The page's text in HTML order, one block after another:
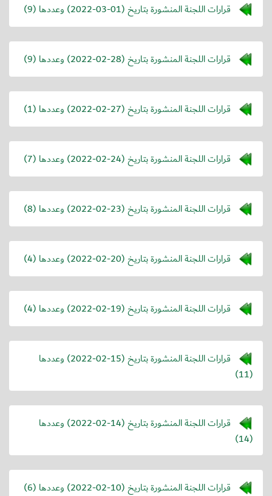
قرارات اللجنة المنشورة بتاريخ (2022-03-01) وعددها (9)
قرارات اللجنة المنشورة بتاريخ (2022-02-28) وعددها (9)
قرارات اللجنة المنشورة بتاريخ (2022-02-27) وعددها (1)
قرارات اللجنة المنشورة بتاريخ (2022-02-24) وعددها (7)
قرارات اللجنة المنشورة بتاريخ (2022-02-23) وعددها (8)
قرارات اللجنة المنشورة بتاريخ (2022-02-20) وعددها (4)
قرارات اللجنة المنشورة بتاريخ (2022-02-19) وعددها (4)
قرارات اللجنة المنشورة بتاريخ (2022-02-15) وعددها
(11)
قرارات اللجنة المنشورة بتاريخ (2022-02-14) وعددها
(14)
قرارات اللجنة المنشورة بتاريخ (2022-02-10) وعددها (6)